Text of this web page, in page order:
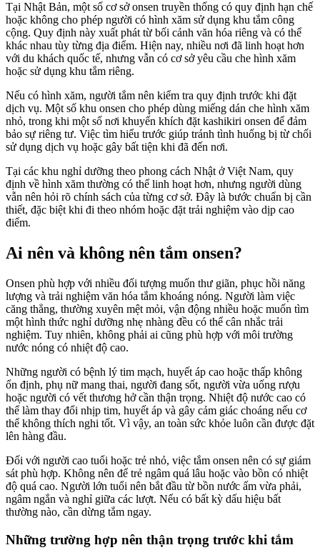
Tại Nhật Bản, một số cơ sở onsen truyền thống có quy định hạn chế
hoặc không cho phép người có hình xăm sử dụng khu tắm công
cộng. Quy định này xuất phát từ bối cảnh văn hóa riêng và có thể
khác nhau tùy từng địa điểm. Hiện nay, nhiều nơi đã linh hoạt hơn
với du khách quốc tế, nhưng vẫn có cơ sở yêu cầu che hình xăm
hoặc sử dụng khu tắm riêng.
Nếu có hình xăm, người tắm nên kiểm tra quy định trước khi đặt
dịch vụ. Một số khu onsen cho phép dùng miếng dán che hình xăm
nhỏ, trong khi một số nơi khuyến khích đặt kashikiri onsen để đảm
bảo sự riêng tư. Việc tìm hiểu trước giúp tránh tình huống bị từ chối
sử dụng dịch vụ hoặc gây bất tiện khi đã đến nơi.
Tại các khu nghỉ dưỡng theo phong cách Nhật ở Việt Nam, quy
định về hình xăm thường có thể linh hoạt hơn, nhưng người dùng
vẫn nên hỏi rõ chính sách của từng cơ sở. Đây là bước chuẩn bị cần
thiết, đặc biệt khi đi theo nhóm hoặc đặt trải nghiệm vào dịp cao
điểm.
Ai nên và không nên tắm onsen?
Onsen phù hợp với nhiều đối tượng muốn thư giãn, phục hồi năng
lượng và trải nghiệm văn hóa tắm khoáng nóng. Người làm việc
căng thẳng, thường xuyên mệt mỏi, vận động nhiều hoặc muốn tìm
một hình thức nghỉ dưỡng nhẹ nhàng đều có thể cân nhắc trải
nghiệm. Tuy nhiên, không phải ai cũng phù hợp với môi trường
nước nóng có nhiệt độ cao.
Những người có bệnh lý tim mạch, huyết áp cao hoặc thấp không
ổn định, phụ nữ mang thai, người đang sốt, người vừa uống rượu
hoặc người có vết thương hở cần thận trọng. Nhiệt độ nước cao có
thể làm thay đổi nhịp tim, huyết áp và gây cảm giác choáng nếu cơ
thể không thích nghi tốt. Vì vậy, an toàn sức khỏe luôn cần được đặt
lên hàng đầu.
Đối với người cao tuổi hoặc trẻ nhỏ, việc tắm onsen nên có sự giám
sát phù hợp. Không nên để trẻ ngâm quá lâu hoặc vào bồn có nhiệt
độ quá cao. Người lớn tuổi nên bắt đầu từ bồn nước ấm vừa phải,
ngâm ngắn và nghỉ giữa các lượt. Nếu có bất kỳ dấu hiệu bất
thường nào, cần dừng tắm ngay.
Những trường hợp nên thận trọng trước khi tắm